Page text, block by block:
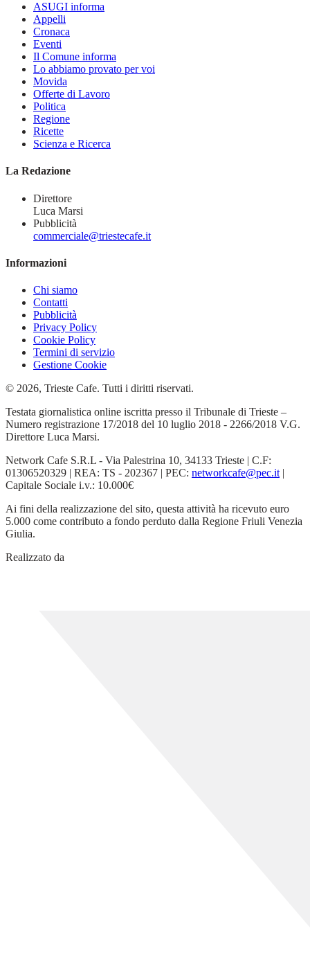
ASUGI informa
Appelli
Cronaca
Eventi
Il Comune informa
Lo abbiamo provato per voi
Movida
Offerte di Lavoro
Politica
Regione
Ricette
Scienza e Ricerca
La Redazione
Direttore
Luca Marsi
Pubblicità
commerciale@triestecafe.it
Informazioni
Chi siamo
Contatti
Pubblicità
Privacy Policy
Cookie Policy
Termini di servizio
Gestione Cookie
© 2026, Trieste Cafe. Tutti i diritti riservati.
Testata giornalistica online iscritta presso il Tribunale di Trieste –
Numero registrazione 17/2018 del 10 luglio 2018 - 2266/2018 V.G.
Direttore Luca Marsi.
Network Cafe S.R.L - Via Palestrina 10, 34133 Trieste | C.F:
01306520329 | REA: TS - 202367 | PEC: networkcafe@pec.it |
Capitale Sociale i.v.: 10.000€
Ai fini della realizzazione del sito, questa attività ha ricevuto euro
5.000 come contributo a fondo perduto dalla Regione Friuli Venezia
Giulia.
Realizzato da